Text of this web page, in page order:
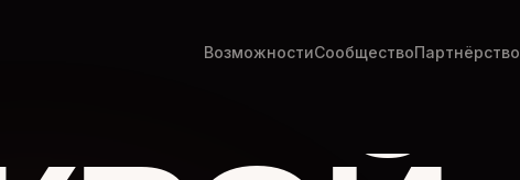
ВозможностиСообществоПартнёрство